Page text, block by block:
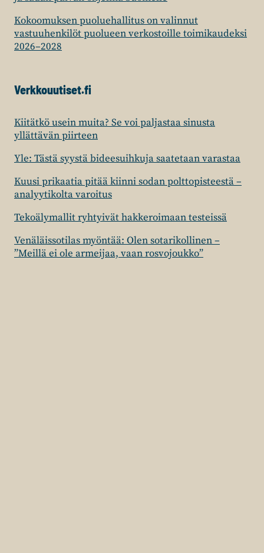
Kokoomuksen puoluehallitus on valinnut
vastuuhenkilöt puolueen verkostoille toimikaudeksi
2026–2028
Verkkouutiset.fi
Kiitätkö usein muita? Se voi paljastaa sinusta
yllättävän piirteen
Yle: Tästä syystä bideesuihkuja saatetaan varastaa
Kuusi prikaatia pitää kiinni sodan polttopisteestä –
analyytikolta varoitus
Tekoälymallit ryhtyivät hakkeroimaan testeissä
Venäläissotilas myöntää: Olen sotarikollinen –
”Meillä ei ole armeijaa, vaan rosvojoukko”